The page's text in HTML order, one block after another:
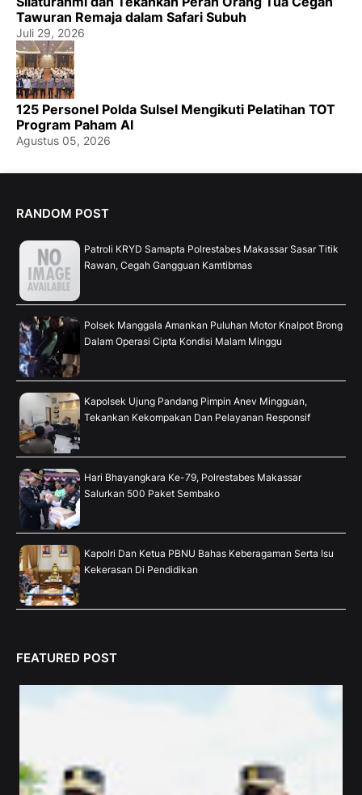
Tawuran Remaja dalam Safari Subuh
Juli 29, 2026
125 Personel Polda Sulsel Mengikuti Pelatihan TOT
Program Paham AI
Agustus 05, 2026
RANDOM POST
Patroli KRYD Samapta Polrestabes Makassar Sasar Titik
Rawan, Cegah Gangguan Kamtibmas
Polsek Manggala Amankan Puluhan Motor Knalpot Brong
Dalam Operasi Cipta Kondisi Malam Minggu
Kapolsek Ujung Pandang Pimpin Anev Mingguan,
Tekankan Kekompakan Dan Pelayanan Responsif
Hari Bhayangkara Ke-79, Polrestabes Makassar
Salurkan 500 Paket Sembako
Kapolri Dan Ketua PBNU Bahas Keberagaman Serta Isu
Kekerasan Di Pendidikan
FEATURED POST